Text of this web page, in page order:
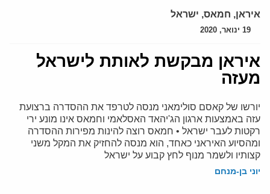
איראן, חמאס, ישראל
19 ינואר, 2020
איראן מבקשת לאותת לישראל
מעזה
יורשו של קאסם סולימאני מנסה לטרפד את ההסדרה ברצועת
עזה באמצעות ארגון הג'יהאד האסלאמי וחמאס אינו מונע ירי
רקטות לעבר ישראל • חמאס רוצה להינות מפירות ההסדרה
ומהסיוע האיראני כאחד, הוא מנסה להחזיק את המקל משני
קצותיו ולשמר מנוף לחץ קבוע על ישראל
יוני בן-מנחם